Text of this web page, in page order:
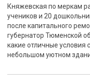
БЕЗОПАСНОСТЬ
СПОРТ
Княжевская по меркам
учеников и 20
после капитального
губернатор Тюменской
какие отличные условия
небольшом уютном